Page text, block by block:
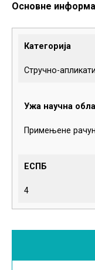
Основне
Категорија
Стручно-
Ужа научна
Примењене
ЕСПБ
4